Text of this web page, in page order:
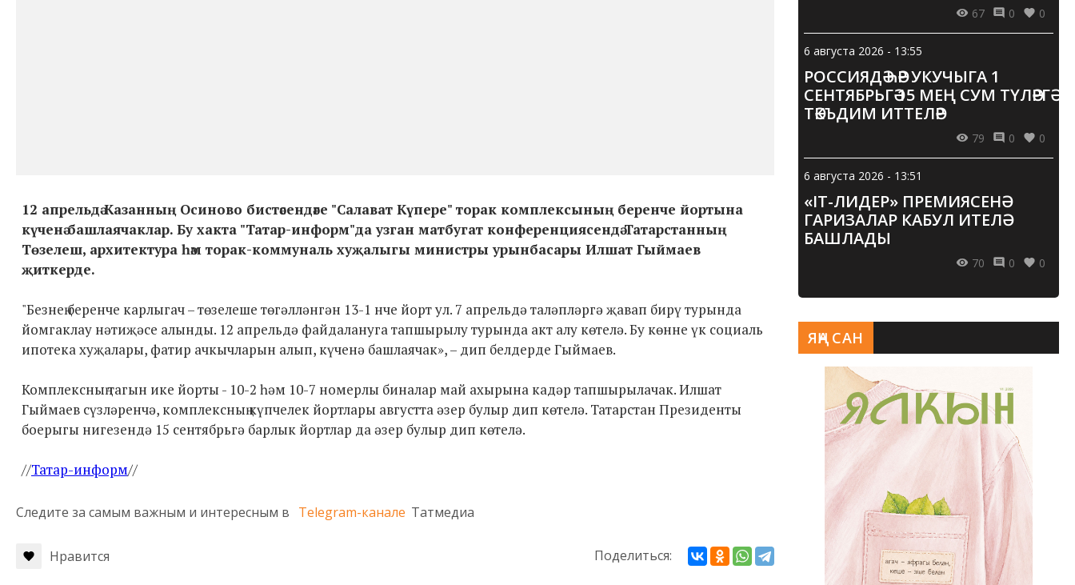
12 апрельдә Казанның Осиново бистәсендәге "Салават Күпере" торак комплексының беренче йортына
күченә башлаячаклар. Бу хакта "Татар-информ"да узган матбугат конференциясендә Татарстанның
Төзелеш, архитектура һәм торак-коммуналь хуҗалыгы министры урынбасары Илшат Гыймаев
җиткерде.
"Безнең беренче карлыгач – төзелеше төгәлләнгән 13-1 нче йорт ул. 7 апрельдә таләпләргә җавап бирү турында
йомгаклау нәтиҗәсе алынды. 12 апрельдә файдалануга тапшырылу турында акт алу көтелә. Бу көнне үк социаль
ипотека хуҗалары, фатир ачкычларын алып, күченә башлаячак», – дип белдерде Гыймаев.
Комплексның тагын ике йорты - 10-2 һәм 10-7 номерлы биналар май ахырына кадәр тапшырылачак. Илшат
Гыймаев сүзләренчә, комплексның күпчелек йортлары августта әзер булыр дип көтелә. Татарстан Президенты
боерыгы нигезендә 15 сентябрьгә барлык йортлар да әзер булыр дип көтелә.
//Татар-информ//
Следите за самым важным и интересным в Telegram-канале Татмедиа
Нравится Поделиться:
67 0 0
6 августа 2026 - 13:55
РОССИЯДӘ ҺӘР УКУЧЫГА 1
СЕНТЯБРЬГӘ 15 МЕҢ СУМ ТҮЛӘРГӘ
ТӘКЪДИМ ИТТЕЛӘР
79 0 0
6 августа 2026 - 13:51
«IT-ЛИДЕР» ПРЕМИЯСЕНӘ
ГАРИЗАЛАР КАБУЛ ИТЕЛӘ
БАШЛАДЫ
70 0 0
ЯҢА САН